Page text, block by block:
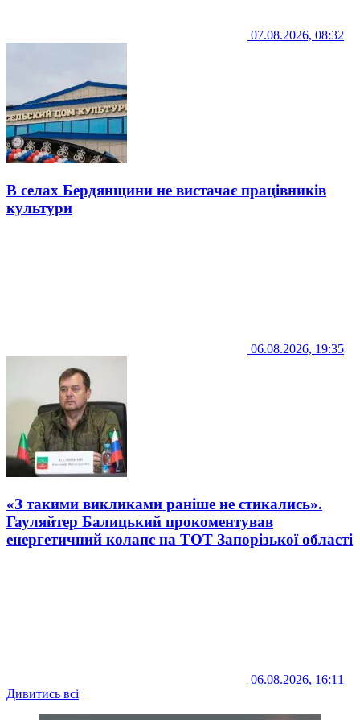
07.08.2026, 08:32
В селах Бердянщини не вистачає працівників
культури
06.08.2026, 19:35
«З такими викликами раніше не стикались».
Гауляйтер Балицький прокоментував
енергетичний колапс на ТОТ Запорізької області
06.08.2026, 16:11
Дивитись всі